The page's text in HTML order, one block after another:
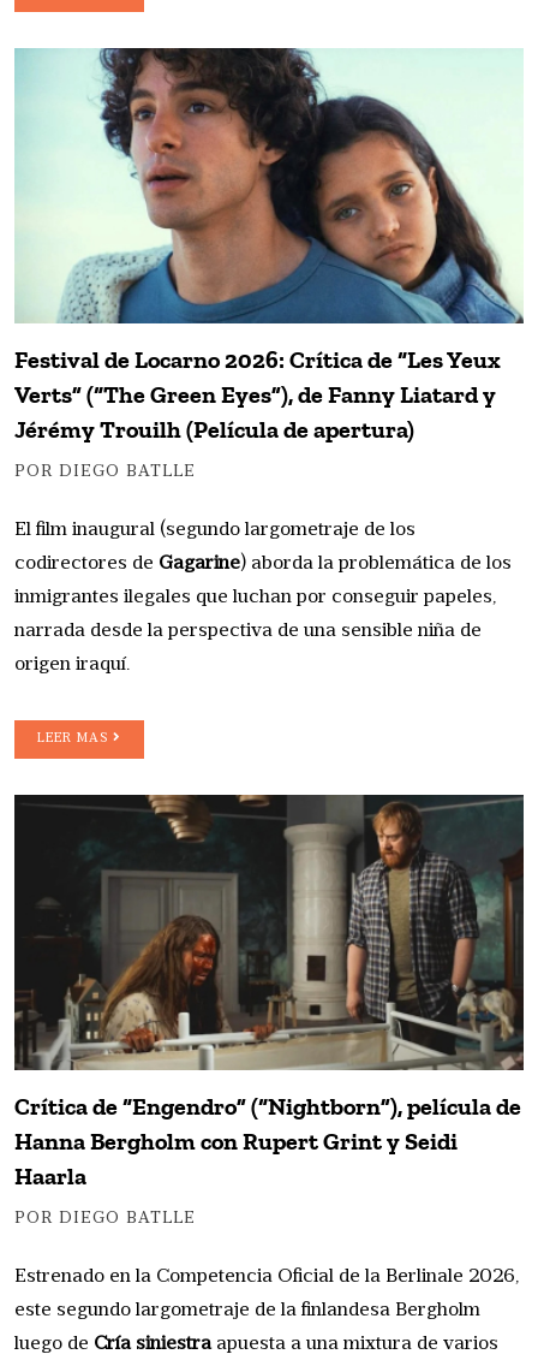
Festival de Locarno 2026: Crítica de “Les Yeux
Verts” (“The Green Eyes”), de Fanny Liatard y
Jérémy Trouilh (Película de apertura)
POR DIEGO BATLLE
El film inaugural (segundo largometraje de los
codirectores de Gagarine) aborda la problemática de los
inmigrantes ilegales que luchan por conseguir papeles,
narrada desde la perspectiva de una sensible niña de
origen iraquí.
LEER MAS
Crítica de “Engendro” (“Nightborn”), película de
Hanna Bergholm con Rupert Grint y Seidi
Haarla
POR DIEGO BATLLE
Estrenado en la Competencia Oficial de la Berlinale 2026,
este segundo largometraje de la finlandesa Bergholm
luego de Cría siniestraapuesta a una mixtura de varios